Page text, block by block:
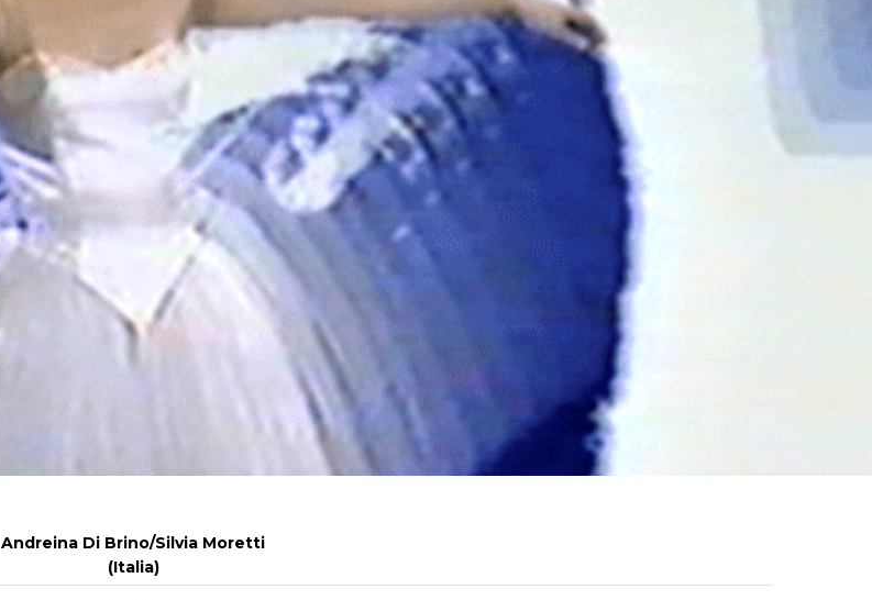
Andreina Di Brino/Silvia Moretti
(Italia)